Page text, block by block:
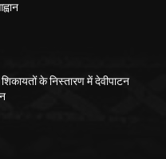
के निस्तारण में देवीपाटन